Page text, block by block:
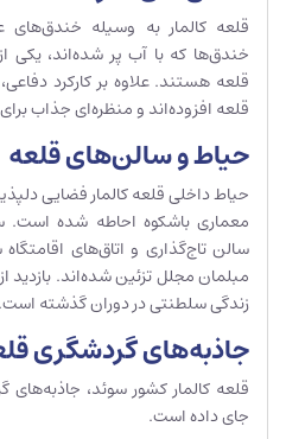
قلعه کالمار به وسیله
خندق‌ها که با آب پر شده‌اند، یکی
قلعه هستند. علاوه بر کارکرد
قلعه افزوده‌اند و منظره‌ای جذاب
حیاط و سالن‌های قلعه
حیاط داخلی قلعه کالمار فضایی
معماری باشکوه احاطه شده است.
سالن تاج‌گذاری و اتاق‌های
مبلمان مجلل تزئین شده‌اند. بازدید
زندگی سلطنتی در دوران گذشته است.
جاذبه‌های گردشگری
قلعه کالمار کشور سوئد، جاذبه‌های
جای داده است.